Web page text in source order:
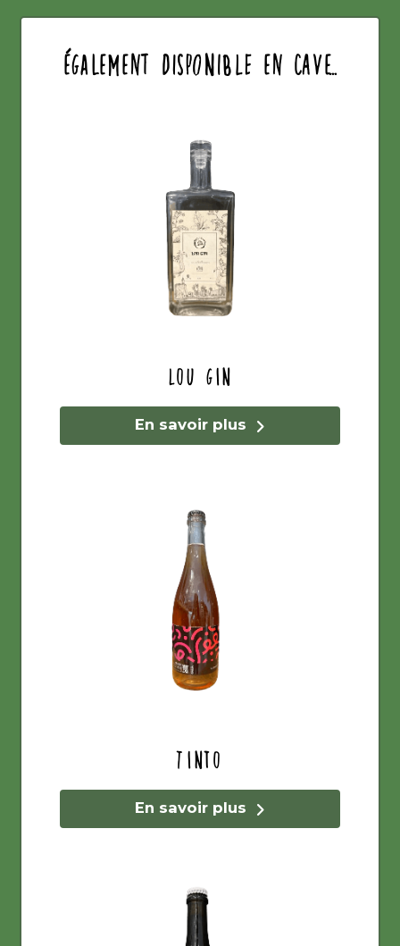
également disponible en cave...
Lou Gin
En savoir plus
Tinto
En savoir plus